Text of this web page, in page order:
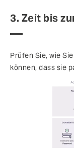
3. Zeit bis
Prüfen Sie, wie
können, dass sie